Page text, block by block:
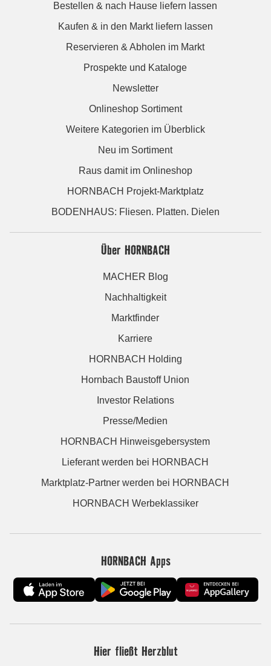
Bestellen & nach Hause liefern lassen
Kaufen & in den Markt liefern lassen
Reservieren & Abholen im Markt
Prospekte und Kataloge
Newsletter
Onlineshop Sortiment
Weitere Kategorien im Überblick
Neu im Sortiment
Raus damit im Onlineshop
HORNBACH Projekt-Marktplatz
BODENHAUS: Fliesen. Platten. Dielen
Über HORNBACH
MACHER Blog
Nachhaltigkeit
Marktfinder
Karriere
HORNBACH Holding
Hornbach Baustoff Union
Investor Relations
Presse/Medien
HORNBACH Hinweisgebersystem
Lieferant werden bei HORNBACH
Marktplatz-Partner werden bei HORNBACH
HORNBACH Werbeklassiker
HORNBACH Apps
Hier fließt Herzblut